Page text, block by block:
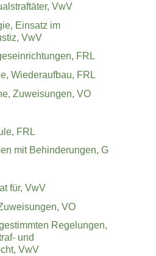
VwV
Einsatz im
VwV
FRL
Wiederaufbau, FRL
Zuweisungen, VO
FRL
mit Behinderungen, G
für, VwV
VO
Regelungen,
und
VwV